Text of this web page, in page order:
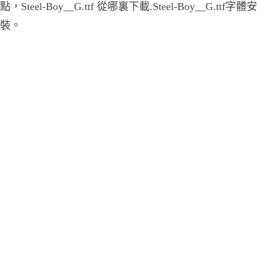
點，Steel-Boy__G.ttf 從哪裏下載.Steel-Boy__G.ttf字體安
裝。